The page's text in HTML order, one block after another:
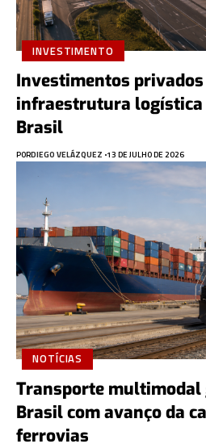
INVESTIMENTO
Investimentos
infraestrutura logística
Brasil
PORDIEGO VELÁZQUEZ 13 DE JULHO DE 2026
NOTÍCIAS
Transporte multimodal
Brasil com avanço da
ferrovias